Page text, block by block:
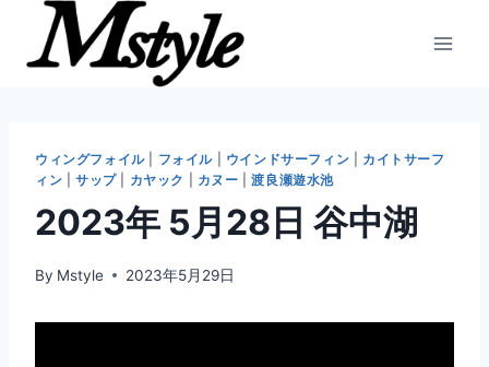
ウィングフォイル| フォイル| ウインドサーフィン
カイトサーフ
ィン
サップ| カヤック カヌー |渡良瀬遊水池
2023年 5月28日 谷中湖
By Mstyle 2023年5月29日